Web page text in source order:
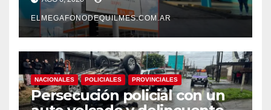
mejoras laborales
ELMEGAFONODEQUILMES.COM.AR
NACIONALES POLICIALES PROVINCIALES
Persecución policial con un